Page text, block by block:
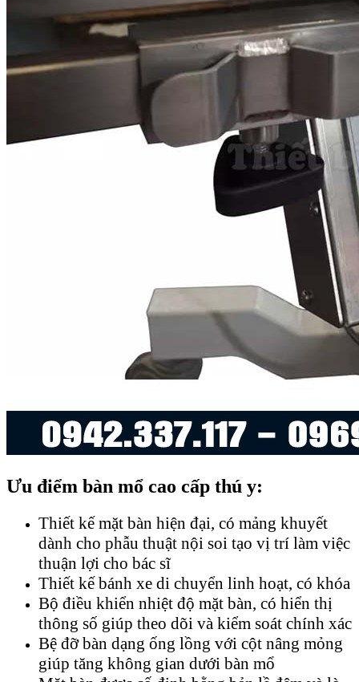
Ưu điểm bàn mổ cao cấp thú y:
Thiết kế mặt bàn hiện đại, có mảng khuyết
dành cho phẫu thuật nội soi tạo vị trí làm việc
thuận lợi cho bác sĩ
Thiết kế bánh xe di chuyển linh hoạt, có khóa
Bộ điều khiển nhiệt độ mặt bàn, có hiển thị
thông số giúp theo dõi và kiểm soát chính xác
Bệ đỡ bàn dạng ống lồng với cột nâng mỏng
giúp tăng không gian dưới bàn mổ